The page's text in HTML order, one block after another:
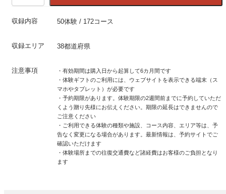
収録内容 50体験 / 172コース
収録エリア 38都道府県
注意事項
・有効期間は購入日から起算して6カ月間です
・体験ギフトのご利用には、ウェブサイトを表示できる端末（ス
マホやタブレット）が必要です
・予約期限があります。体験期限の2週間前までに予約していただ
くよう贈り先様にお伝えください。期限の延長はできませんので
ご注意ください
・ご利用できる体験の種類や施設、コース内容、エリア等は、予
告なく変更になる場合があります。最新情報は、予約サイトでご
確認いただけます
・体験場所までの往復交通費など諸経費はお客様のご負担となり
ます